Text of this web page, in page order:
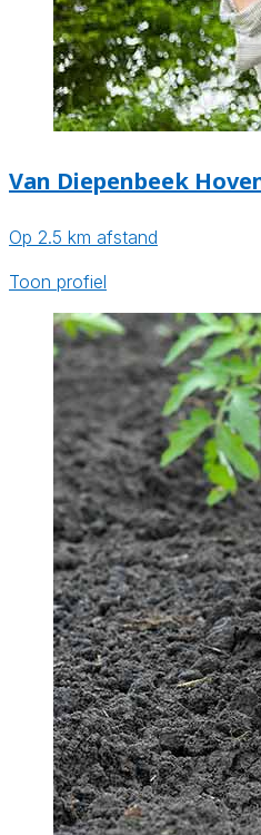
Van Diepenbeek
Op 2.5 km afstand
Toon profiel